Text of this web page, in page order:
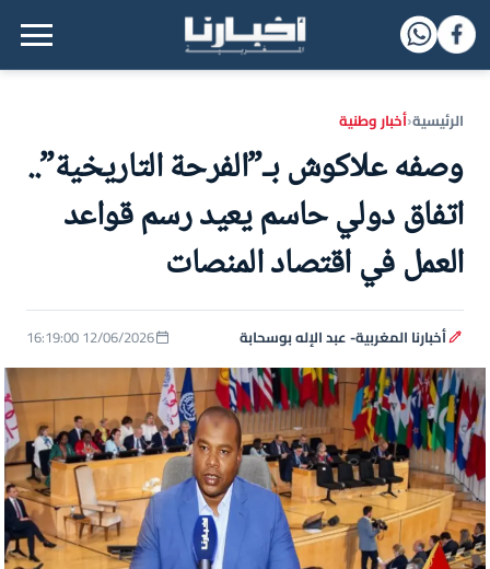
القائمة الرئيسية
الرئيسية‹أخبار وطنية
وصفه علاكوش بـ”الفرحة التاريخية”..
اتفاق دولي حاسم يعيد رسم قواعد
العمل في اقتصاد المنصات
أخبارنا المغربية- عبد الإله بوسحابة 12/06/2026 16:19:00